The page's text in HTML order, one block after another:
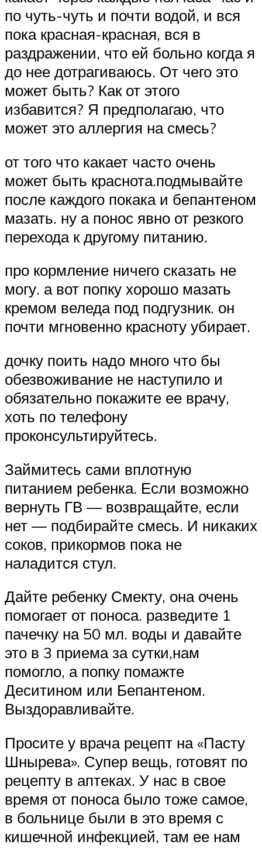
по чуть-чуть и почти водой, и вся
пока красная-красная, вся в
раздражении, что ей больно когда я
до нее дотрагиваюсь. От чего это
может быть? Как от этого
избавится? Я предполагаю, что
может это аллергия на смесь?
от того что какает часто очень
может быть краснота.подмывайте
после каждого покака и бепантеном
мазать. ну а понос явно от резкого
перехода к другому питанию.
про кормление ничего сказать не
могу. а вот попку хорошо мазать
кремом веледа под подгузник. он
почти мгновенно красноту убирает.
дочку поить надо много что бы
обезвоживание не наступило и
обязательно покажите ее врачу,
хоть по телефону
проконсультируйтесь.
Займитесь сами вплотную
питанием ребенка. Если возможно
вернуть ГВ — возвращайте, если
нет — подбирайте смесь. И никаких
соков, прикормов пока не
наладится стул.
Дайте ребенку Смекту, она очень
помогает от поноса. разведите 1
пачечку на 50 мл. воды и давайте
это в 3 приема за сутки,нам
помогло, а попку помажте
Деситином или Бепантеном.
Выздоравливайте.
Просите у врача рецепт на «Пасту
Шнырева». Супер вещь, готовят по
рецепту в аптеках. У нас в свое
время от поноса было тоже самое,
в больнице были в это время с
кишечной инфекцией, там ее нам